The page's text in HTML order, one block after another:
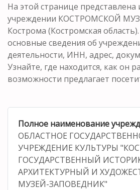
На этой странице
учреждении КОСТРОМСКОЙ
Кострома (Костромская
основные сведения об
деятельности, ИНН, адрес,
Узнайте, где находится, как он
возможности предлагает
Полное наименование
ОБЛАСТНОЕ
УЧРЕЖДЕНИЕ КУЛЬТУРЫ
ГОСУДАРСТВЕННЫЙ
АРХИТЕКТУРНЫЙ И
МУЗЕЙ-ЗАПОВЕДНИК"